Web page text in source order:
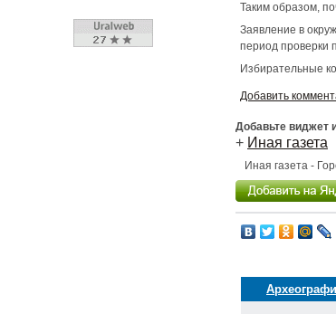
Таким образом,
Заявление в
период проверки
Избирательные
Добавить
Добавьте виджет
+ Иная газета
Иная газета -